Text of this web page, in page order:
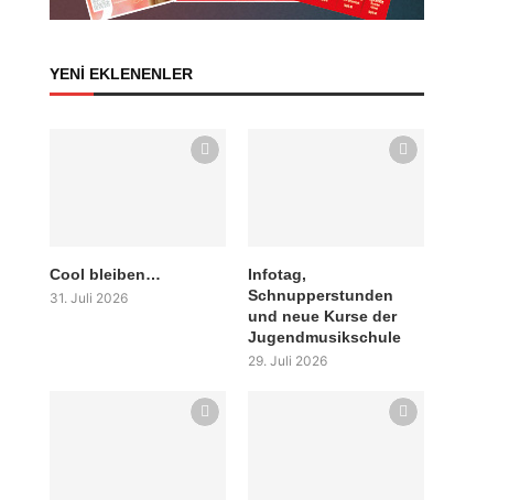
YENİ EKLENENLER
Cool bleiben…
31. Juli 2026
Infotag,
Schnupperstunden
und neue Kurse der
Jugendmusikschule
29. Juli 2026